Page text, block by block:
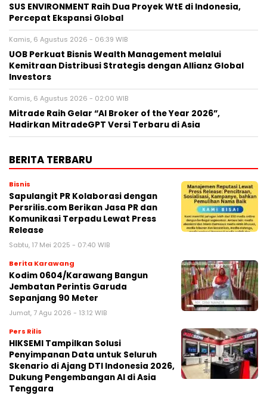
SUS ENVIRONMENT Raih Dua Proyek WtE di Indonesia,
Percepat Ekspansi Global
Kamis, 6 Agustus 2026 - 06:39 WIB
UOB Perkuat Bisnis Wealth Management melalui
Kemitraan Distribusi Strategis dengan Allianz Global
Investors
Kamis, 6 Agustus 2026 - 02:00 WIB
Mitrade Raih Gelar “AI Broker of the Year 2026”,
Hadirkan MitradeGPT Versi Terbaru di Asia
BERITA TERBARU
Bisnis
Sapulangit PR Kolaborasi dengan
Persrilis.com Berikan Jasa PR dan
Komunikasi Terpadu Lewat Press
Release
Sabtu, 17 Mei 2025 - 07:40 WIB
Berita Karawang
Kodim 0604/Karawang Bangun
Jembatan Perintis Garuda
Sepanjang 90 Meter
Jumat, 7 Agu 2026 - 13:12 WIB
Pers Rilis
HIKSEMI Tampilkan Solusi
Penyimpanan Data untuk Seluruh
Skenario di Ajang DTI Indonesia 2026,
Dukung Pengembangan AI di Asia
Tenggara